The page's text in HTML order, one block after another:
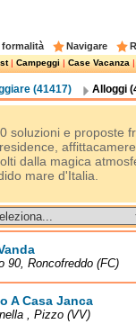
Navigare
|Campeggi|Case Vacanza
(41417) Alloggi
soluzioni e proposte
dalla magica
mare d'Italia.
90, Roncofreddo (FC)
A Casa Janca
, Pizzo (VV)